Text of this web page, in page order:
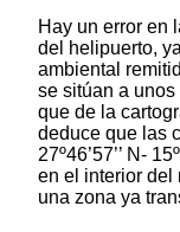
Hay un error en
del helipuerto,
ambiental
se sitúan a
que de la
deduce que las
27º46’57’’ N-
en el interior del
una zona ya